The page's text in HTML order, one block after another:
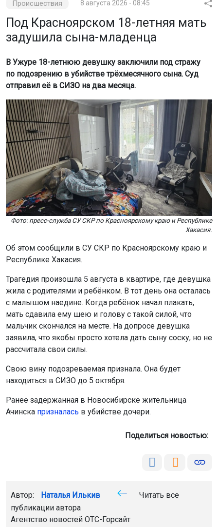
Происшествия 8 августа 2026 - 08:45
Под Красноярском 18-летняя мать
задушила сына-младенца
В Ужуре 18-летнюю девушку заключили под стражу
по подозрению в убийстве трёхмесячного сына. Суд
отправил её в СИЗО на два месяца.
Фото: пресс-служба СУ СКР по Красноярскому краю и Республике
Хакасия.
Об этом сообщили в СУ СКР по Красноярскому краю и
Республике Хакасия.
Трагедия произошла 5 августа в квартире, где девушка
жила с родителями и ребёнком. В тот день она осталась
с малышом наедине. Когда ребёнок начал плакать,
мать сдавила ему шею и голову с такой силой, что
мальчик скончался на месте. На допросе девушка
заявила, что якобы просто хотела дать сыну соску, но не
рассчитала свои силы.
Свою вину подозреваемая признала. Она будет
находиться в СИЗО до 5 октября.
Ранее задержанная в Новосибирске жительница
Ачинска призналась в убийстве дочери.
Поделиться новостью:
Автор: Наталья Илькив
Читать все
публикации автора
Агентство новостей ОТС-Горсайт